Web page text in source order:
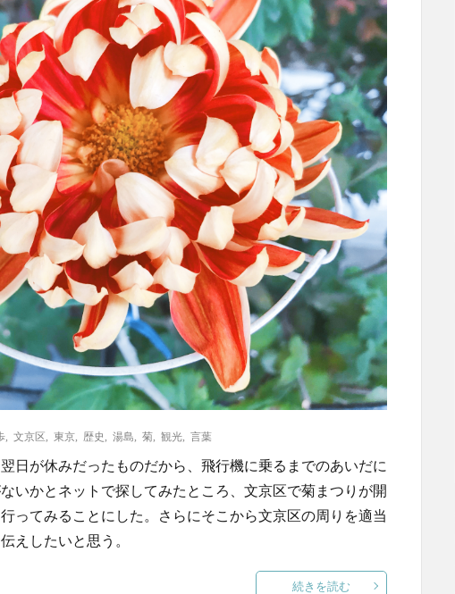
文京区 東京 歴史 湯島 菊 観光 言葉
日が休みだったものだから、飛行機に乗るまでのあいだに
いかとネットで探してみたところ、文京区で菊まつりが開
ってみることにした。さらにそこから文京区の周りを適当
えしたいと思う。
続きを読む